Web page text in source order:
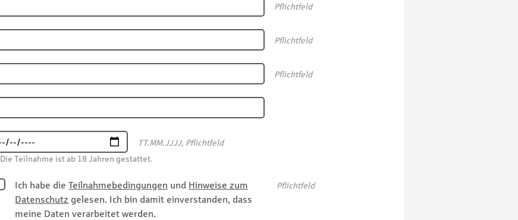
Pflichtfeld
Pflichtfeld
Pflichtfeld
TT.MM.JJJJ, Pflichtfeld
Die Teilnahme ist ab 18 Jahren gestattet.
Ich habe dieTeilnahmebedingungen und Hinweise zum
Datenschutz gelesen. Ich bin damit einverstanden, dass
meine Daten verarbeitet werden.
Pflichtfeld